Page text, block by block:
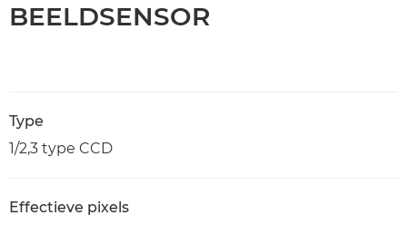
BEELDSENSOR
Type
1/2,3 type CCD
Effectieve pixels